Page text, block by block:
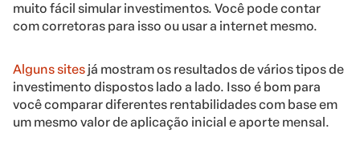
muito fácil simular investimentos. Você pode contar
com corretoras para isso ou usar a internet mesmo.
Alguns sites já mostram os resultados de vários tipos de
investimento dispostos lado a lado. Isso é bom para
você comparar diferentes rentabilidades com base em
um mesmo valor de aplicação inicial e aporte mensal.